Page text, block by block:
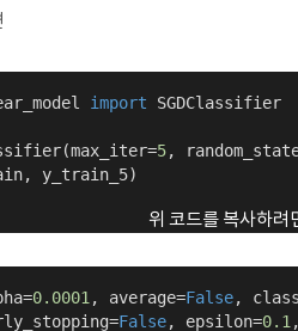
import SGDClassifier
5,
y_train_5)
위 코드를 복사하려
0.0001 , average=False,
False, epsilon=0.1